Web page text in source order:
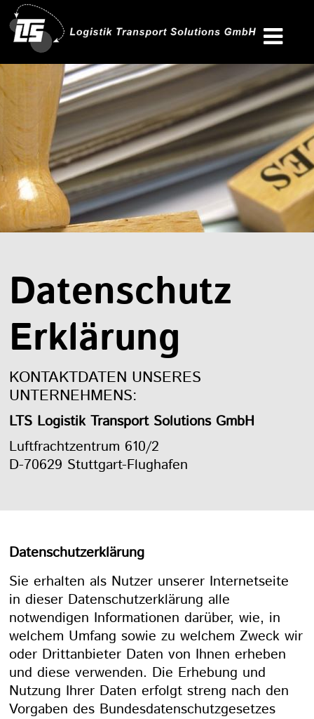
Datenschutz
Erklärung
KONTAKTDATEN UNSERES
UNTERNEHMENS:
LTS Logistik Transport Solutions GmbH
Luftfrachtzentrum 610/2
D-70629 Stuttgart-Flughafen
Datenschutzerklärung
Sie erhalten als Nutzer unserer Internetseite
in dieser Datenschutzerklärung alle
notwendigen Informationen darüber, wie, in
welchem Umfang sowie zu welchem Zweck wir
oder Drittanbieter Daten von Ihnen erheben
und diese verwenden. Die Erhebung und
Nutzung Ihrer Daten erfolgt streng nach den
Vorgaben des Bundesdatenschutzgesetzes